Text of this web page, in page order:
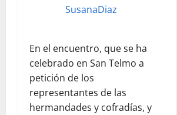
En el encuentro, que se ha
celebrado en San Telmo a
petición de los
representantes de las
hermandades y cofradías, y